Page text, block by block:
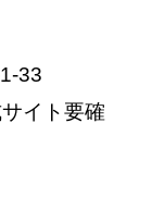
33
イト要確